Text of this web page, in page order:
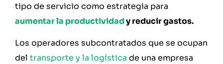
tipo de servicio como estrategia para
aumentar la productividady reducir gastos.
Los operadores subcontratados que se ocupan
del transporte y la logística de una empresa